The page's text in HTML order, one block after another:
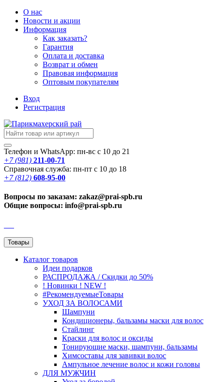
О нас
Новости и акции
Информация
Как заказать?
Гарантия
Оплата и доставка
Возврат и обмен
Правовая информация
Оптовым покупателям
Вход
Регистрация
Телефон и WhatsApp: пн-вс с 10 до 21
+7 (981) 211-00-71
Справочная служба: пн-пт с 10 до 18
+7 (812) 608-95-00
Вопросы по заказам: zakaz@prai-spb.ru
Общие вопросы: info@prai-spb.ru
Товары
Каталог товаров
Идеи подарков
РАСПРОДАЖА / Скидки до 50%
! Новинки ! NEW !
#РекомендуемыеТовары
УХОД ЗА ВОЛОСАМИ
Шампуни
Кондиционеры, бальзамы маски для волос
Стайлинг
Краски для волос и оксиды
Тонирующие маски, шампуни, бальзамы
Химсоставы для завивки волос
Ампульное лечение волос и кожи головы
ДЛЯ МУЖЧИН